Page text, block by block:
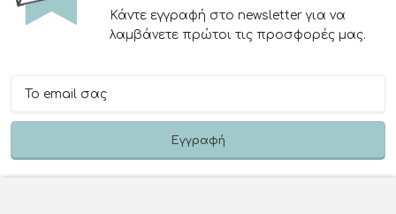
Κάντε εγγραφή στο newsletter για να
λαμβάνετε πρώτοι τις προσφορές μας.